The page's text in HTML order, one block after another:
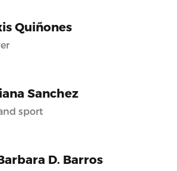
Quiñones
Sanchez
sport
D. Barros